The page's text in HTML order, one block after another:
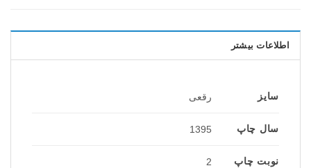
اطلاعات بیشتر
سایز رقعی
سال چاپ 1395
نوبت چاپ 2